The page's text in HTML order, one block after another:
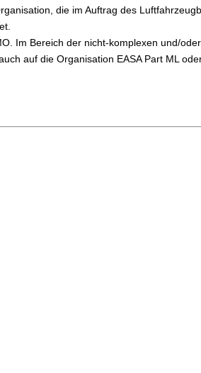
die im Auftrag des
Im Bereich der nicht-komplexen und/
auf die Organisation EASA Part ML